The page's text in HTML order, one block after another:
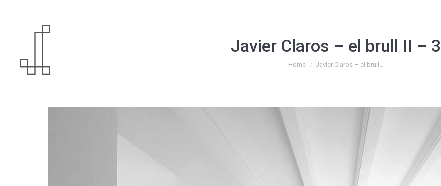
Javier Claros – el brull II – 3
You are here:
Home Javier Claros – el brull…